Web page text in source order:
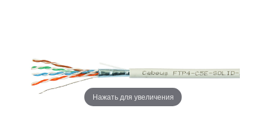
Нажать для увеличения